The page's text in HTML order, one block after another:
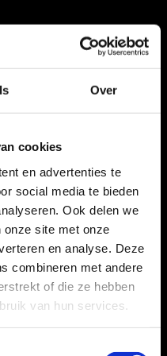
Over
cookies
en advertenties te
social media te bieden
Ook delen we
onze site met onze
en analyse. Deze
combineren met andere
of die ze hebben
van hun services.